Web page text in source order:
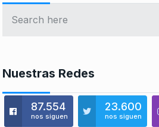
Nuestras Redes
87.554
nos siguen
23.600
nos siguen